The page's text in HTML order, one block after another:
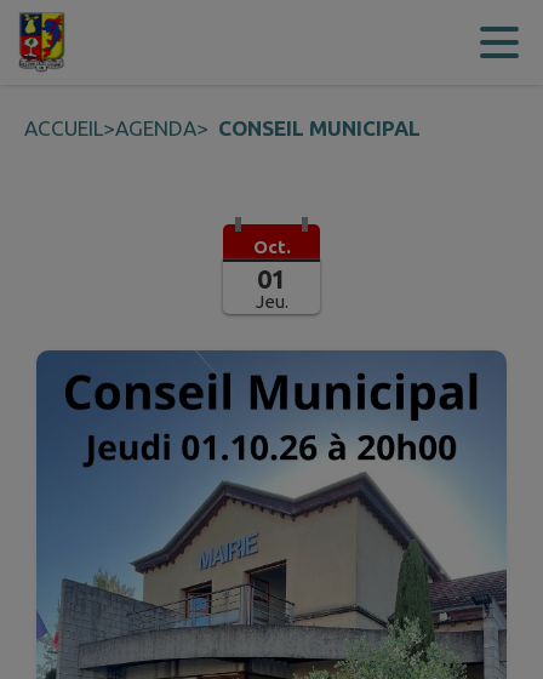
Contenu
ACCUEIL>AGENDA> CONSEIL MUNICIPAL
Oct.
01
Jeu.